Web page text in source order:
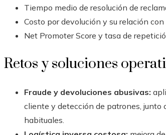
Tiempo medio de resolución de
Costo por devolución y su relación
Net Promoter Score y tasa de
Retos y soluciones
Fraude y devoluciones abusivas:
cliente y detección de patrones, junto
habituales.